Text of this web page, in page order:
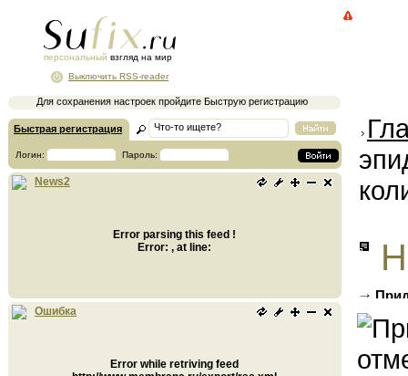
персональный взгляд на мир
Для сохранения настроек пройдите Быструю регистрацию
Выключить RSS-reader
Быстрая регистрация
Логин: Пароль:
News2
Error parsing this feed !
Error: , at line:
Ошибка
Error while retriving feed